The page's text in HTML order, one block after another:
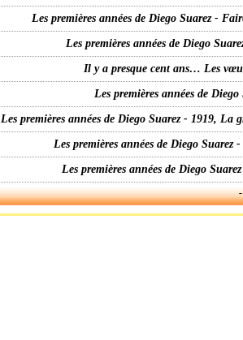
Les premières années de Diego Suarez -
Les premières années de Diego
Il y a presque cent ans… Les
Les premières années de
Les premières années de Diego Suarez - 1919,
Les premières années de Diego
Les premières années de Diego